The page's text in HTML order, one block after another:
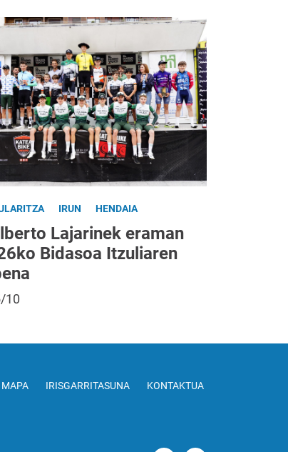
IRUN HENDAIA
Lajarinek eraman
Bidasoa Itzuliaren
10
IRISGARRITASUNA KONTAKTUA